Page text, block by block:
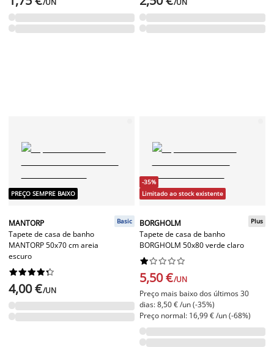
/UN /UN
PREÇO SEMPRE BAIXO
MANTORP
Tapete de casa de banho
MANTORP 50x70 cm areia
escuro
Basic






4,00 €/UN
-35%
Limitado ao stock existente
BORGHOLM
Tapete de casa de banho
BORGHOLM 50x80 verde claro
Plus






5,50 €/UN
Preço mais baixo dos últimos 30
dias: 8,50 € /un (-35%)
Preço normal: 16,99 € /un (-68%)